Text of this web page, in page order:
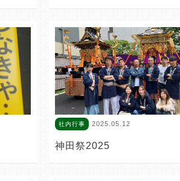
社内行事 2025.05.12
神田祭2025